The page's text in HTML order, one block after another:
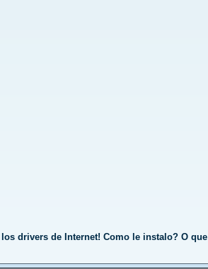
drivers de Internet! Como le instalo? O que